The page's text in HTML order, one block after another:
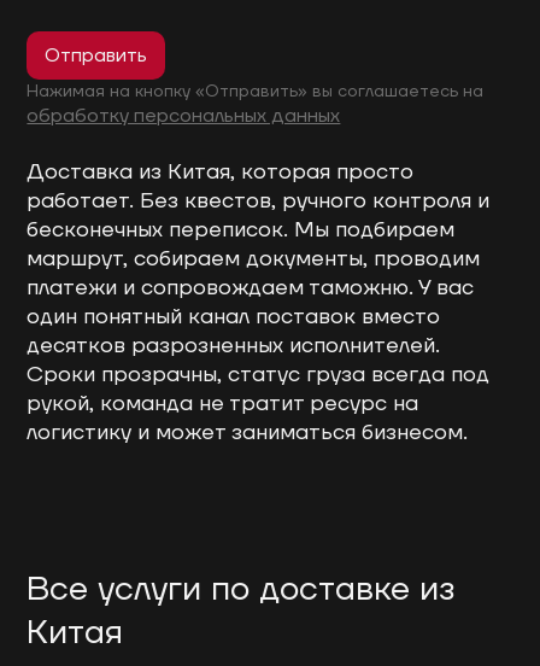
Отправить
Нажимая на кнопку «Отправить» вы соглашаетесь на
обработку персональных данных
Доставка из Китая, которая просто
работает. Без квестов, ручного контроля и
бесконечных переписок. Мы подбираем
маршрут, собираем документы, проводим
платежи и сопровождаем таможню. У вас
один понятный канал поставок вместо
десятков разрозненных исполнителей.
Сроки прозрачны, статус груза всегда под
рукой, команда не тратит ресурс на
логистику и может заниматься бизнесом.
Все услуги по доставке из
Китая